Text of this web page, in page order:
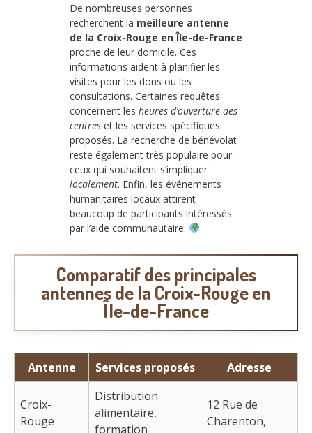
De nombreuses personnes
recherchent la meilleure antenne
de la Croix-Rouge en Île-de-France
proche de leur domicile. Ces
informations aident à planifier les
visites pour les dons ou les
consultations. Certaines requêtes
concernent les heures d’ouverture des
centres et les services spécifiques
proposés. La recherche de bénévolat
reste également très populaire pour
ceux qui souhaitent s’impliquer
localement. Enfin, les événements
humanitaires locaux attirent
beaucoup de participants intéressés
par l’aide communautaire.
Comparatif des principales
antennes de la Croix-Rouge en
Île-de-France
Antenne Services proposés Adresse
Croix-
Rouge
Distribution
alimentaire,
formation
12 Rue de
Charenton,